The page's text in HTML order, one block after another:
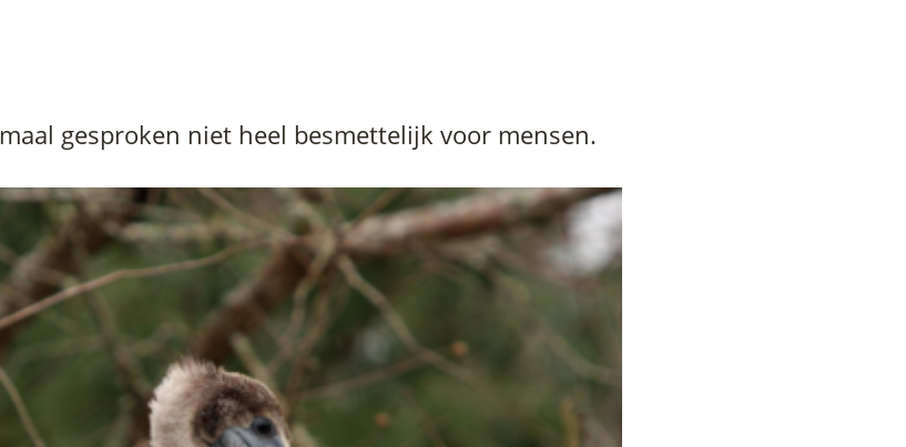
gesproken niet heel besmettelijk voor mensen.